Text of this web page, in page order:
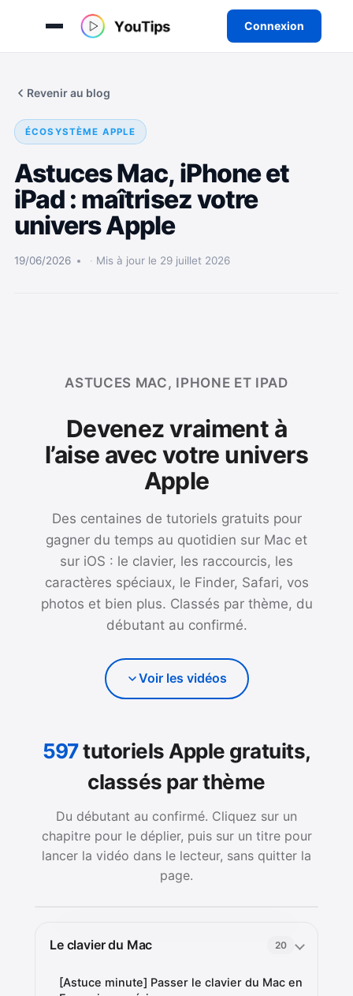
Connexion
Revenir au blog
ÉCOSYSTÈME APPLE
Astuces Mac, iPhone et
iPad : maîtrisez votre
univers Apple
19/06/2026 Mis à jour le 29 juillet 2026
ASTUCES MAC, IPHONE ET IPAD
Devenez vraiment à
l’aise avec votre univers
Apple
Des centaines de tutoriels gratuits pour
gagner du temps au quotidien sur Mac et
sur iOS : le clavier, les raccourcis, les
caractères spéciaux, le Finder, Safari, vos
photos et bien plus. Classés par thème, du
débutant au confirmé.
Voir les vidéos
597tutoriels Apple gratuits,
classés par thème
Du débutant au confirmé. Cliquez sur un
chapitre pour le déplier, puis sur un titre pour
lancer la vidéo dans le lecteur, sans quitter la
page.
Le clavier du Mac 20
[Astuce minute] Passer le clavier du Mac en